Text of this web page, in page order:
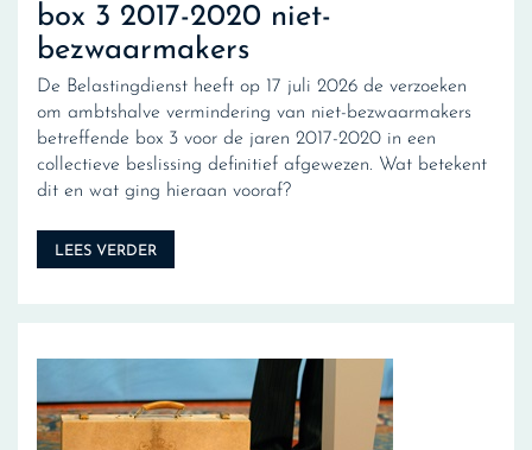
box 3 2017-2020 niet-
bezwaarmakers
De Belastingdienst heeft op 17 juli 2026 de verzoeken
om ambtshalve vermindering van niet-bezwaarmakers
betreffende box 3 voor de jaren 2017-2020 in een
collectieve beslissing definitief afgewezen. Wat betekent
dit en wat ging hieraan vooraf?
LEES VERDER